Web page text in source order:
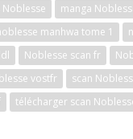
manga
manhwa tome 1
Noblesse scan fr
vostfr
scan
télécharger scan